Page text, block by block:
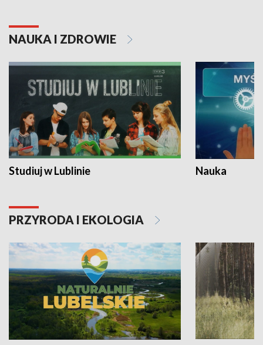
NAUKA I ZDROWIE
Studiuj w Lublinie Nauka
PRZYRODA I EKOLOGIA